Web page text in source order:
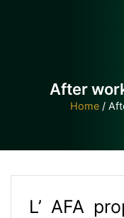
After
Home/
L’ AFA